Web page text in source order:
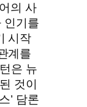
의 사
인기를
시작
계를
은 뉴
것이
’ 담론